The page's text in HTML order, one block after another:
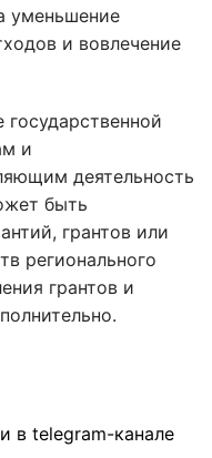
уменьшение
и вовлечение
государственной
и
деятельность
быть
грантов или
регионального
грантов и
в telegram-канале